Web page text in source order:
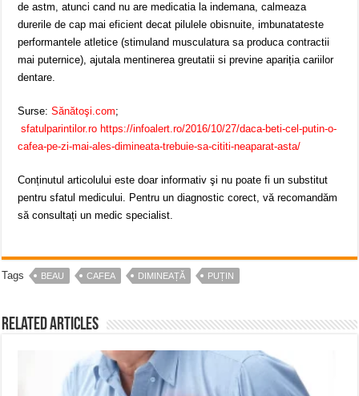
de astm, atunci cand nu are medicatia la indemana, calmeaza
durerile de cap mai eficient decat pilulele obisnuite, imbunatateste
performantele atletice (stimuland musculatura sa produca contractii
mai puternice), ajutala mentinerea greutatii si previne apariția cariilor
dentare.
Surse:Sănătoşi.com;
sfatulparintilor.ro https://infoalert.ro/2016/10/27/daca-beti-cel-putin-o-
cafea-pe-zi-mai-ales-dimineata-trebuie-sa-cititi-neaparat-asta/
Conținutul articolului este doar informativ şi nu poate fi un substitut
pentru sfatul medicului. Pentru un diagnostic corect, vă recomandăm
să consultați un medic specialist.
Tags BEAU CAFEA DIMINEAȚĂ PUȚIN
Related Articles